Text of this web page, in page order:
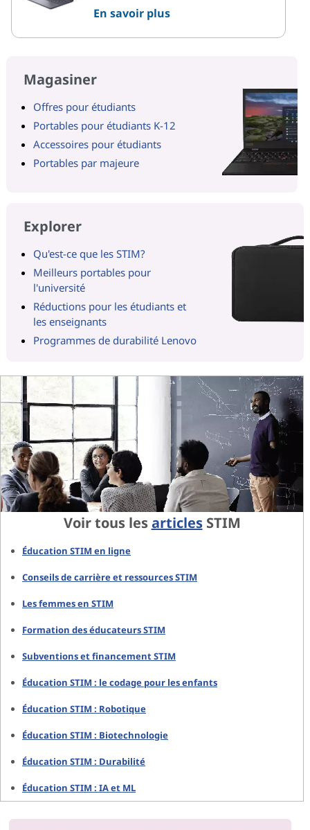
En savoir plus
Magasiner
Offres pour étudiants
Portables pour étudiants K-12
Accessoires pour étudiants
Portables par majeure
Explorer
Qu'est-ce que les STIM?
Meilleurs portables pour
l'université
Réductions pour les étudiants et
les enseignants
Programmes de durabilité Lenovo
Voir tous lesarticlesSTIM
Éducation STIM en ligne
Conseils de carrière et ressources STIM
Les femmes en STIM
Formation des éducateurs STIM
Subventions et financement STIM
Éducation STIM : le codage pour les enfants
Éducation STIM : Robotique
Éducation STIM : Biotechnologie
Éducation STIM : Durabilité
Éducation STIM : IA et ML